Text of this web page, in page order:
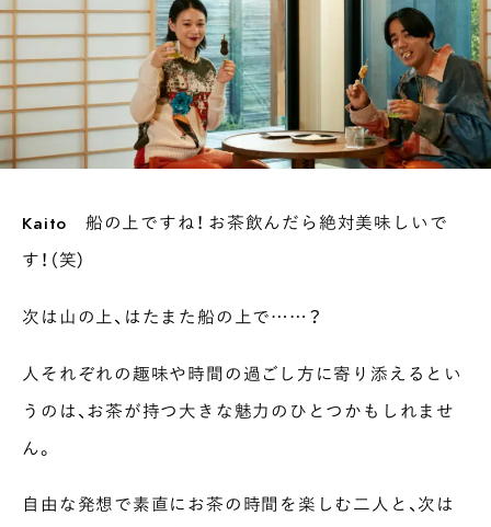
Ocha SURU? Lab.
PAUSE & INSPIRE
ファーストプレイスで、お茶を
COLUMN
COLOURS BY CHAGOCORO
Kaito 船の上ですね！ お茶飲んだら絶対美味しいで
す！（笑）
次は山の上、はたまた船の上で……？
人それぞれの趣味や時間の過ごし方に寄り添えるとい
うのは、お茶が持つ大きな魅力のひとつかもしれませ
ん。
自由な発想で素直にお茶の時間を楽しむ二人と、次は